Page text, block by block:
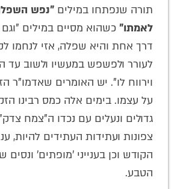
תורה שנפתחו במילים "נפש
לאמתו" כשהוא מסיים במילים
דרך אחת והיא שפלה, אזי לנחמו
לעורר ולפשפש במעשיו ולשוב עד
וירווח לו". יש האומרים שאדמו"ר
על עצמו. בימים אלה כמס רבינו
גדולים ונעלים עם נכדו ה"צמח
צפונות ועתידות העתידים להיות,
הקודש וכן בענייני 'מופתים'
הטבע.